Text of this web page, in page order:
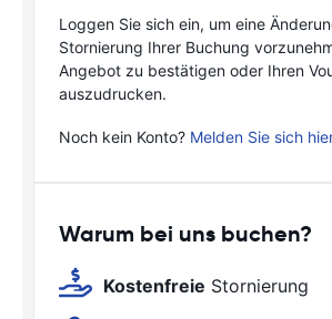
Loggen Sie sich ein, um eine
Stornierung Ihrer Buchung
Angebot zu bestätigen oder Ihren
auszudrucken.
Noch kein Konto? Melden Sie sich
Warum bei uns buchen?
Kostenfreie Stornierung